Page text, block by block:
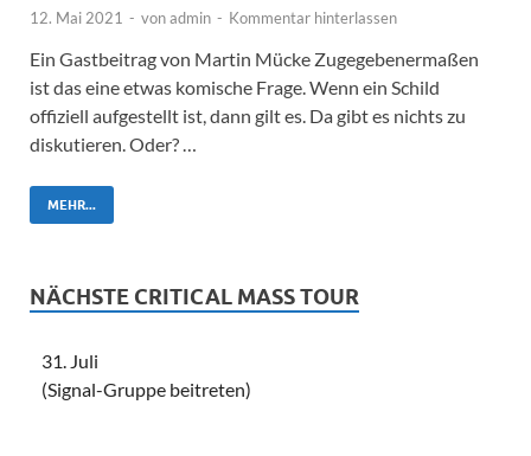
12. Mai 2021 - vonadmin - Kommentar hinterlassen
Ein Gastbeitrag von Martin Mücke Zugegebenermaßen
ist das eine etwas komische Frage. Wenn ein Schild
offiziell aufgestellt ist, dann gilt es. Da gibt es nichts zu
diskutieren. Oder? …
MEHR...
NÄCHSTE CRITICAL MASS TOUR
31. Juli
(Signal-Gruppe beitreten)